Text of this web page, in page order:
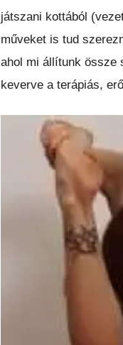
játszani kottából
műveket is tud
ahol mi állítunk össze
keverve a terápiás,